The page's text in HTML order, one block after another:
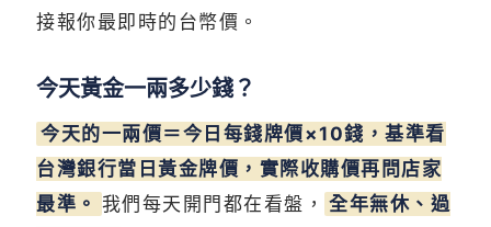
接報你最即時的台幣價。
今天黃金一兩多少錢？
今天的一兩價＝今日每錢牌價×10錢，基準看
台灣銀行當日黃金牌價，實際收購價再問店家
最準。 我們每天開門都在看盤， 全年無休、過